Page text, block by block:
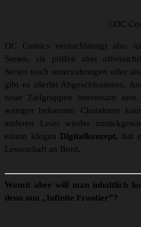
©DC
DC Comics vernachlässigt also
Serien, sie prüfen aber
Serien noch unterzubringen oder
gibt es allerlei Abgeschlossenes.
neue Zielgruppen interessant
weniger bekannter Charaktere
anderen Leser wieder
einem klugen Digitalkonzept, hat
Leserschaft an Bord.
Womit aber will man inhaltlich
denn nun „Infinite Frontier”?